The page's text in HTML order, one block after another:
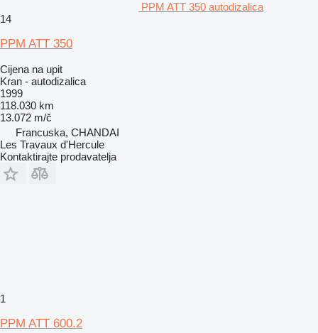
PPM ATT 350 autodizalica
14
PPM ATT 350
Cijena na upit
Kran - autodizalica
1999
118.030 km
13.072 m/č
Francuska, CHANDAI
Les Travaux d'Hercule
Kontaktirajte prodavatelja
1
PPM ATT 600.2